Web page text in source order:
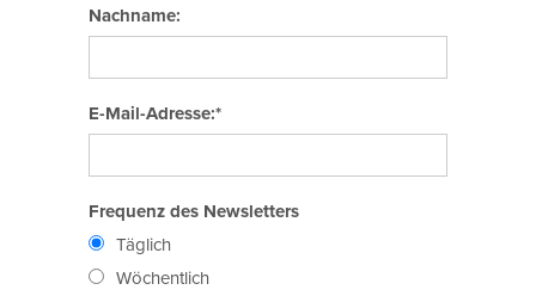
Nachname:
E-Mail-Adresse:*
Frequenz des Newsletters
Täglich
Wöchentlich